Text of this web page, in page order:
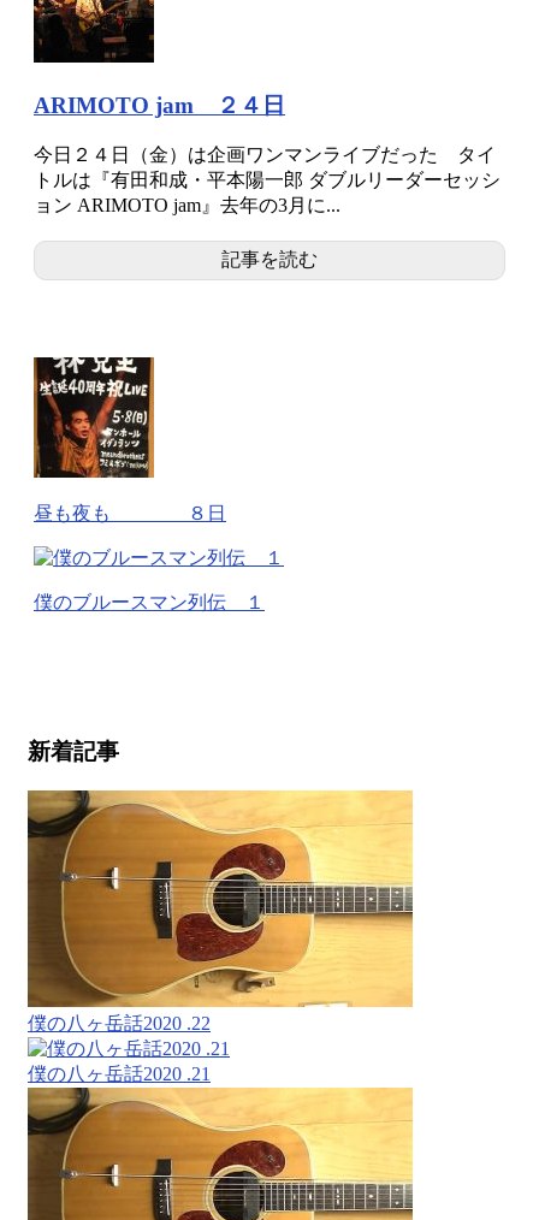
ARIMOTO jam ２４日
今日２４日（金）は企画ワンマンライブだった タイ
トルは『有田和成・平本陽一郎 ダブルリーダーセッシ
ョン ARIMOTO jam』去年の3月に...
記事を読む
昼も夜も ８日
僕のブルースマン列伝 １
新着記事
僕の八ヶ岳話2020 .22
僕の八ヶ岳話2020 .21